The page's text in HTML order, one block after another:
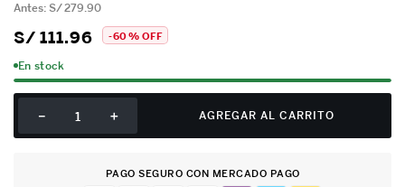
S/279.90
S/ 111.96 -60 % OFF
En stock
＋
－ AGREGAR AL CARRITO
PAGO SEGURO CON MERCADO PAGO